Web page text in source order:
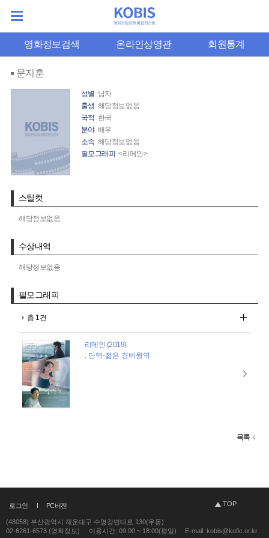
영화정보검색 온라인상영관 회원통계
문지훈
성별 남자
출생 해당정보없음
국적 한국
분야 배우
소속 해당정보없음
필모그래피 <리메인>
스틸컷
해당정보없음
수상내역
해당정보없음
필모그래피
총 1건
리메인 (2019)
: 단역-젊은 경비원역
목록
로그인 PC버전 TOP
(48058) 부산광역시 해운대구 수영강변대로 130(우동)
02-6261-6573 (영화정보)
이용시간: 09:00 ~ 18:00(평일) E-mail: kobis@kofic.or.kr